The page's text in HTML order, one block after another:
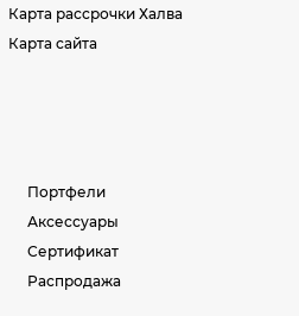
Карта рассрочки Халва
Карта сайта
Портфели
Аксессуары
Сертификат
Распродажа